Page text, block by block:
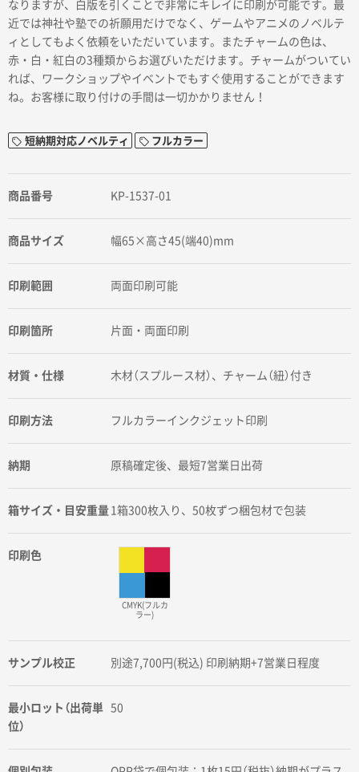
なりますが、白版を引くことで非常にキレイに印刷が可能です。最
近では神社や塾での祈願用だけでなく、ゲームやアニメのノベルテ
ィとしてもよく依頼をいただいています。またチャームの色は、
赤・白・紅白の3種類からお選びいただけます。チャームがついてい
れば、ワークショップやイベントでもすぐ使用することができます
ね。お客様に取り付けの手間は一切かかりません！
短納期対応ノベルティ フルカラー
商品番号 KP-1537-01
商品サイズ 幅65×高さ45(端40)mm
印刷範囲 両面印刷可能
印刷箇所 片面・両面印刷
材質・仕様 木材（スプルース材）、チャーム（紐）付き
印刷方法 フルカラーインクジェット印刷
納期 原稿確定後、最短7営業日出荷
箱サイズ・目安重量 1箱300枚入り、50枚ずつ梱包材で包装
印刷色
CMYK(フルカ
ラー)
サンプル校正 別途7,700円(税込) 印刷納期+7営業日程度
最小ロット（出荷単
位）
50